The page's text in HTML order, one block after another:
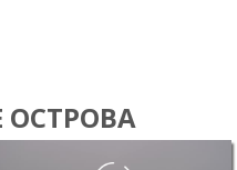
ОСТРОВА